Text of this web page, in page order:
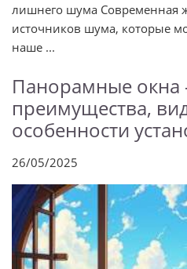
лишнего шума Современная
источников шума, которые
наше ...
Панорамные
преимущества,
особенности
26/05/2025